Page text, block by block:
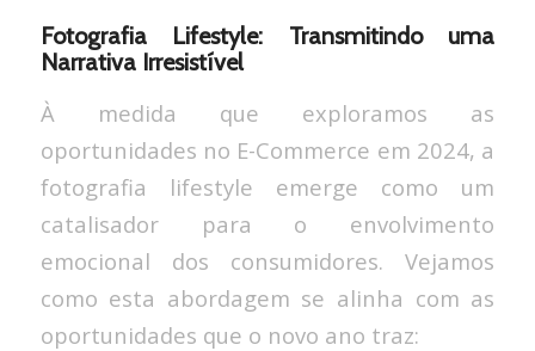
Fotografia Lifestyle: Transmitindo uma
Narrativa Irresistível
À medida que exploramos as
oportunidades no E-Commerce em 2024, a
fotografia lifestyle emerge como um
catalisador para o envolvimento
emocional dos consumidores. Vejamos
como esta abordagem se alinha com as
oportunidades que o novo ano traz: